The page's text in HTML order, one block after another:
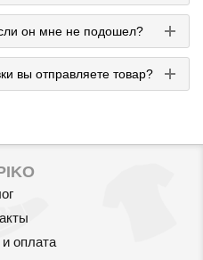
он мне не подошел?
вы отправляете товар?
оплата